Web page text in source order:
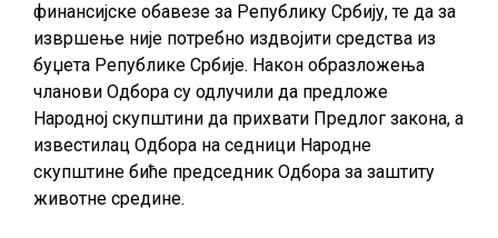
финансијске обавезе за Републику Србију, те да за
извршење није потребно издвојити средства из
буџета Републике Србије. Након образложења
чланови Одбора су одлучили да предложе
Народној скупштини да прихвати Предлог закона, а
известилац Одбора на седници Народне
скупштине биће председник Одбора за заштиту
животне средине.